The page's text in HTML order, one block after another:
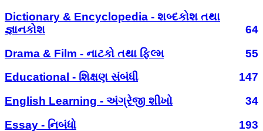
Dictionary & Encyclopedia - શબ્દકોશ તથા
જ્ઞાનકોશ
64
Drama & Film - નાટકો તથા ફિલ્મ
55
Educational - શિક્ષણ સંબંધી
147
English Learning - અંગ્રેજી શીખો
34
Essay - નિબંધો
193